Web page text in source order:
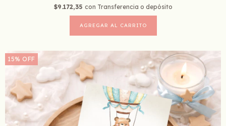
$9.172,35 con Transferencia o depósito
15% OFF